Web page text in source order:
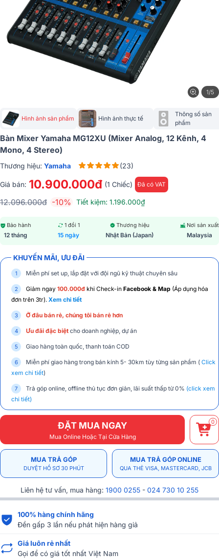
1/5
Hình ảnh sản phẩm Hình ảnh thực tế
Thông số sản
phẩm
Bàn Mixer Yamaha MG12XU (Mixer Analog, 12 Kênh, 4
Mono, 4 Stereo)
Thương hiệu: Yamaha (23)
Giá bán: 10.900.000đ (1 Chiếc) Đã có VAT
12.096.000đ -10% Tiết kiệm: 1.196.000₫
Bảo hành
12 tháng
1 đổi 1
15 ngày
Thương hiệu
Nhật Bản (Japan)
Nơi sản xuất
Malaysia
KHUYẾN MÃI, ƯU ĐÃI
Miễn phí set up, lắp đặt với đội ngũ kỹ thuật chuyên sâu
Giảm ngay 100.000đ khi Check-in Facebook & Map (Áp dụng hóa
đơn trên 3tr). Xem chi tiết
Ở đâu bán rẻ, chúng tôi bán rẻ hơn
Ưu đãi đặc biệt cho doanh nghiệp, dự án
Giao hàng toàn quốc, thanh toán COD
Miễn phí giao hàng trong bán kính 5- 30km tùy từng sản phẩm ( Click
xem chi tiết)
Trả góp online, offline thủ tục đơn giản, lãi suất thấp từ 0% (click xem
chi tiết)
ĐẶT MUA NGAY
Mua Online Hoặc Tại Cửa Hàng
0
MUA TRẢ GÓP
DUYỆT HỒ SƠ 30 PHÚT
MUA TRẢ GÓP ONLINE
QUA THẺ VISA, MASTERCARD, JCB
Liên hệ tư vấn, mua hàng: 1900 0255 - 024 730 10 255
100% hàng chính hãng
Đền gấp 3 lần nếu phát hiện hàng giả
Giá luôn rẻ nhất
Gọi để có giá tốt nhất Việt Nam